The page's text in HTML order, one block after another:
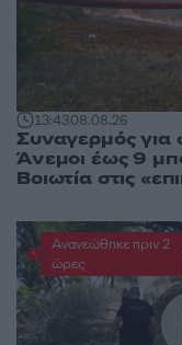
13:4308.08.26
Συναγερμός
Άνεμοι έως 9
Βοιωτία στις
Ανανεώθηκε πριν 2
ώρες